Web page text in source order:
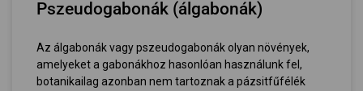
Pszeudogabonák (álgabonák)
Az álgabonák vagy pszeudogabonák olyan növények,
amelyeket a gabonákhoz hasonlóan használunk fel,
botanikailag azonban nem tartoznak a pázsitfűfélék